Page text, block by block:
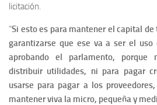
licitación.
“Si esto es para mantener el capital
garantizarse que ese va a ser el uso
aprobando el parlamento, porque
distribuir utilidades, ni para pagar
usarse para pagar a los
mantener viva la micro, pequeña y